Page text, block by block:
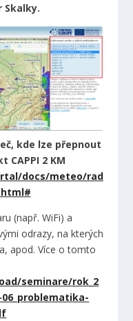
Skalky.
kde lze přepnout
CAPPI 2 KM
docs/meteo/rad
(např. WiFi) a
odrazy, na kterých
apod. Více o tomto
seminare/rok_2